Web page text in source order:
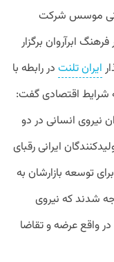
موسس شرکت
ابرآروان برگزار
ایران تلنت در رابطه با
شرایط اقتصادی گفت:
نیروی انسانی در دو
ایرانی رقبای
توسعه بازارشان به
شدند که نیروی
واقع عرضه و تقاضا